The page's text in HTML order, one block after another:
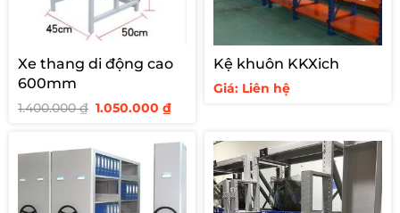
Xe thang di động cao
600mm
1.400.000₫ Giá
gốc
1.400.000 ₫.
1.050.000₫Giá
là:
1.050.000 ₫.
Kệ khuôn KKXich
Giá: Liên hệ